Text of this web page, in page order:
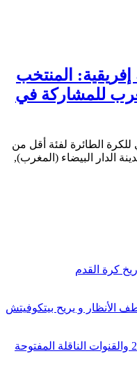
إفريقية: المنتخب
للمشاركة في
الطائرة لفئة أقل من
الدار البيضاء (المغرب),
الأنظار و يريح بيتكوفيتش